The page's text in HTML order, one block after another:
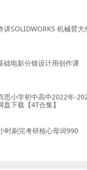
讲SOLIDWORKS 机械臂大
础电影分镜设计用创作课
思小学初中高中2022年-
盘下载【4T合集】
时刷完考研核心母词990